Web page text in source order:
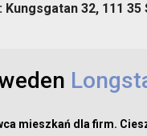
Kungsgatan 32, 111
mieszkań dla firm.